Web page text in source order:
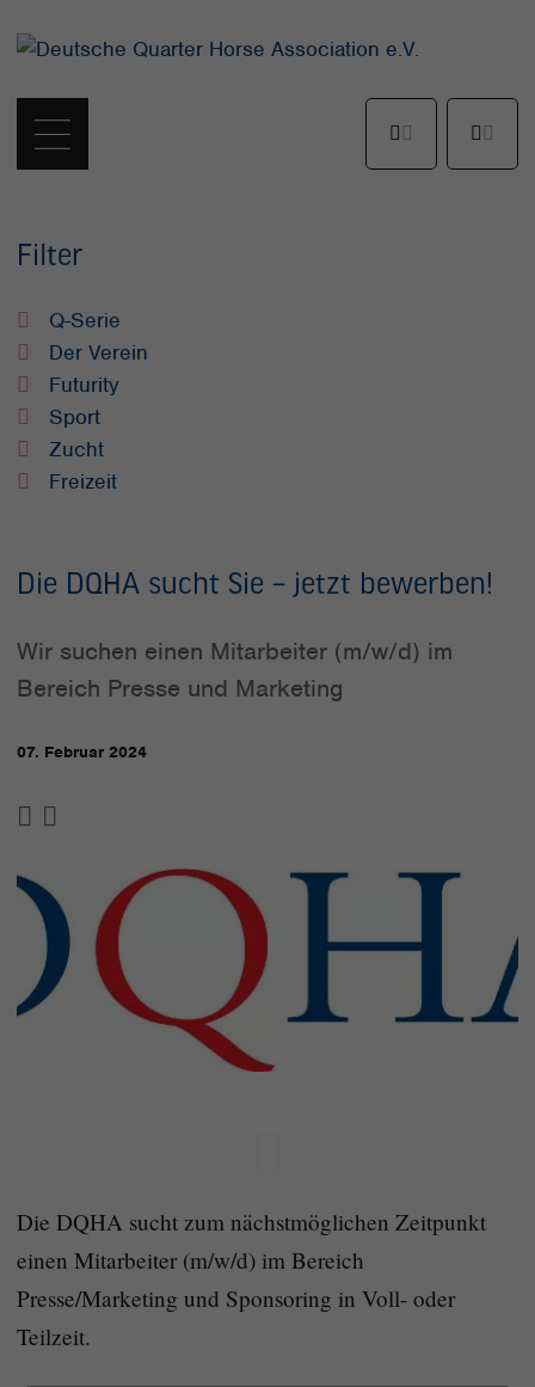
Filter
Q-Serie
Der Verein
Futurity
Sport
Zucht
Freizeit
Die DQHA sucht Sie – jetzt bewerben!
Wir suchen einen Mitarbeiter (m/w/d) im
Bereich Presse und Marketing
07. Februar 2024
Die DQHA sucht zum nächstmöglichen Zeitpunkt
einen Mitarbeiter (m/w/d) im Bereich
Presse/Marketing und Sponsoring in Voll- oder
Teilzeit.